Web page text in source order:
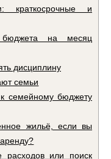
краткосрочные и
бюджета на месяц
дисциплину
семьи
семейному бюджету
жильё, если вы
или поиск